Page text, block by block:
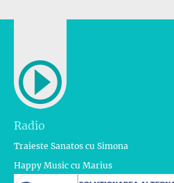
Radio
Traieste Sanatos cu Simona
Happy Music cu Marius